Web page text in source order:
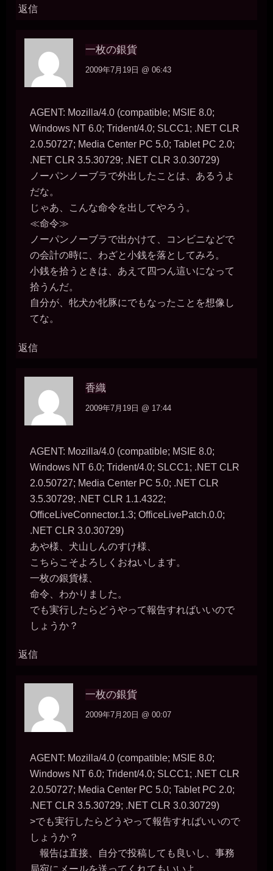
返信
一枚の銀貨
2009年7月19日 @ 06:43
AGENT: Mozilla/4.0 (compatible; MSIE 8.0;
Windows NT 6.0; Trident/4.0; SLCC1; .NET CLR
2.0.50727; Media Center PC 5.0; Tablet PC 2.0;
.NET CLR 3.5.30729; .NET CLR 3.0.30729)
ノーパンノーブラで外出したことは、あるうよ
だな。
じゃあ、こんな命令を出してやろう。
≪命令≫
ノーパンノーブラで出かけて、コンビニなどで
の会計の時に、わざと小銭を落としてみろ。
小銭を拾うときは、あえて四つん這いになって
拾うんだ。
自分が、牝犬か牝豚にでもなったことを想像し
てな。
返信
香織
2009年7月19日 @ 17:44
AGENT: Mozilla/4.0 (compatible; MSIE 8.0;
Windows NT 6.0; Trident/4.0; SLCC1; .NET CLR
2.0.50727; Media Center PC 5.0; .NET CLR
3.5.30729; .NET CLR 1.1.4322;
OfficeLiveConnector.1.3; OfficeLivePatch.0.0;
.NET CLR 3.0.30729)
あや様、犬山しんのすけ様、
こちらこそよろしくおねいします。
一枚の銀貨様、
命令、わかりました。
でも実行したらどうやって報告すればいいので
しょうか？
返信
一枚の銀貨
2009年7月20日 @ 00:07
AGENT: Mozilla/4.0 (compatible; MSIE 8.0;
Windows NT 6.0; Trident/4.0; SLCC1; .NET CLR
2.0.50727; Media Center PC 5.0; Tablet PC 2.0;
.NET CLR 3.5.30729; .NET CLR 3.0.30729)
>でも実行したらどうやって報告すればいいので
しょうか？
報告は直接、自分で投稿しても良いし、事務
局宛にメールを送ってくれてもいいよ。
2026年7月18日 - 20:58
2026年7月18日 - 20:59
こんばんは
一枚の銀貨
2026年7月18日 - 20:59
miiki0119
2026年7月18日 - 20:59
うう。。これからどうなっちゃうのか。。
一枚の銀貨
2026年7月18日 - 21:01
そりゃあもう、堕ちるところまで堕ちないと。マトモな人間に戻れ
ないくらいにね。
miiki0119
2026年7月18日 - 21:01
うう。。
miiki0119
2026年7月18日 - 21:03
堕ちるところまで堕ちるって。。
一枚の銀貨
2026年7月18日 - 21:04
風俗堕ちもあるかもね。社内規定で副業できるのか知らんけど(￣▽
miiki0119
うう。。風俗は。。
風俗は、お金をもらえるぞ（笑）
一枚の銀貨
2026年7月18日 - 21:06
まぁ、そのお金も取り上げられるかもしれんが。
2026年7月18日 - 21:07
あうう。。今でも毎日マッチングアプリで男性とホテルに行ってる
のに。。
一枚の銀貨
2026年7月18日 - 21:10
マンを使ってもらいたい……と。
一枚の銀貨
2026年7月18日 - 21:11
自分のマンコに金銭的な価値が付くより、「マンコ0円」の公衆便所
として扱われたいわけだ。
2026年7月18日 - 21:11
うう。。風俗はいやです。。マッチングアプリの男性にはホ別1で使
っていただいているので1人１万円はいただいています。。
うう。。マンコ0円なんて。。
2026年7月18日 - 21:15
( ･`ω･´)ﾅﾝ…ﾀﾞﾄ!? 便器のくせに生意気な。
miiki0119
2026年7月18日 - 21:15
あうう。。申し訳ありません。。
2026年7月18日 - 21:18
そのうち、「便器が喋った」と人から驚かれるようになるだろう。
miiki0119
うう。。
一枚の銀貨
2026年7月18日 - 21:21
便器の成長を見守るなんて、初めての体験だよ（笑）
miiki0119